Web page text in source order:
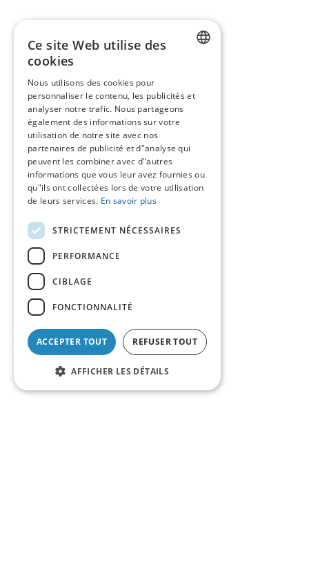
FRENCH
ENGLISH
Ce site Web utilise des
cookies
Nous utilisons des cookies pour
personnaliser le contenu, les publicités et
analyser notre trafic. Nous partageons
également des informations sur votre
utilisation de notre site avec nos
partenaires de publicité et d"analyse qui
peuvent les combiner avec d"autres
informations que vous leur avez fournies ou
qu"ils ont collectées lors de votre utilisation
de leurs services. En savoir plus
STRICTEMENT NÉCESSAIRES
PERFORMANCE
CIBLAGE
FONCTIONNALITÉ
ACCEPTER TOUT REFUSER TOUT
AFFICHER LES DÉTAILS